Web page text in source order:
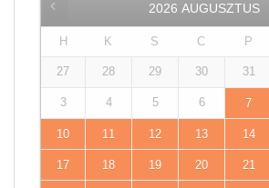
2026 AUGUSZTUS
H K S C P
27 28 29 30 31
3 4 5 6 7
10 11 12 13 14
17 18 19 20 21